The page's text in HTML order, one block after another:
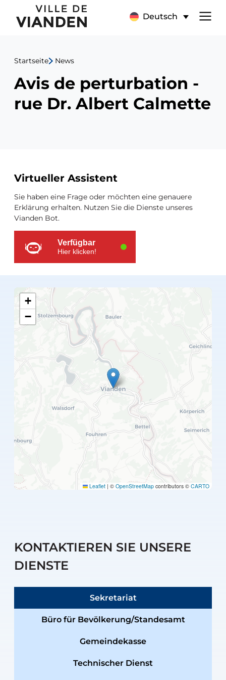
Avis
de
perturbation
rue
Calmette
Deutsch
Hauptnavigationsmenü
Startseite News
Avis de perturbation -
rue Dr. Albert Calmette
Zusätzliche
Ressourcen
Virtueller Assistent
Sie haben eine Frage oder möchten eine genauere
Erklärung erhalten. Nutzen Sie die Dienste unseres
Vianden Bot.
Verfügbar
Hier klicken!
+
−
Leaflet | © OpenStreetMap contributors © CARTO
KONTAKTIEREN SIE UNSERE
DIENSTE
Sekretariat
Büro für Bevölkerung/Standesamt
Gemeindekasse
Technischer Dienst